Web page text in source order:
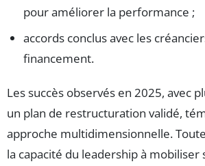
pour améliorer la performance ;
accords conclus avec les
financement.
Les succès observés en 2025, avec
un plan de restructuration validé,
approche multidimensionnelle.
la capacité du leadership à